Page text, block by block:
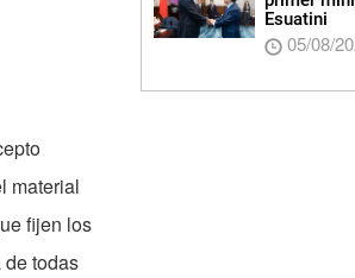
material
fijen los
todas
Esuatini
05/08/